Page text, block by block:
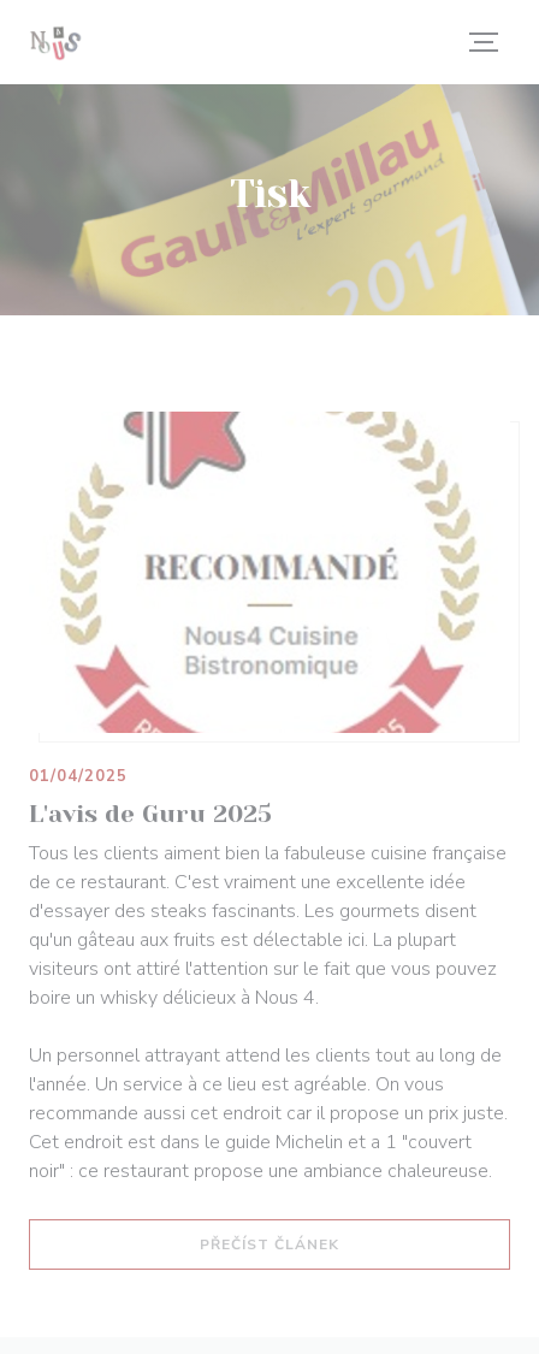
Tisk
L'avis de Guru 2025
01/04/2025
Tous les clients aiment bien la fabuleuse cuisine française
de ce restaurant. C'est vraiment une excellente idée
d'essayer des steaks fascinants. Les gourmets disent
qu'un gâteau aux fruits est délectable ici. La plupart
visiteurs ont attiré l'attention sur le fait que vous pouvez
boire un whisky délicieux à Nous 4.
Un personnel attrayant attend les clients tout au long de
l'année. Un service à ce lieu est agréable. On vous
recommande aussi cet endroit car il propose un prix juste.
Cet endroit est dans le guide Michelin et a 1 "couvert
noir" : ce restaurant propose une ambiance chaleureuse.
PŘEČÍST ČLÁNEK((OTEVŘE SE V NOVÉM